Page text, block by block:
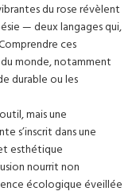
du rose révèlent
— deux langages qui,
ces
monde, notamment
durable ou les
mais une
s’inscrit dans une
esthétique
nourrit non
écologique éveillée